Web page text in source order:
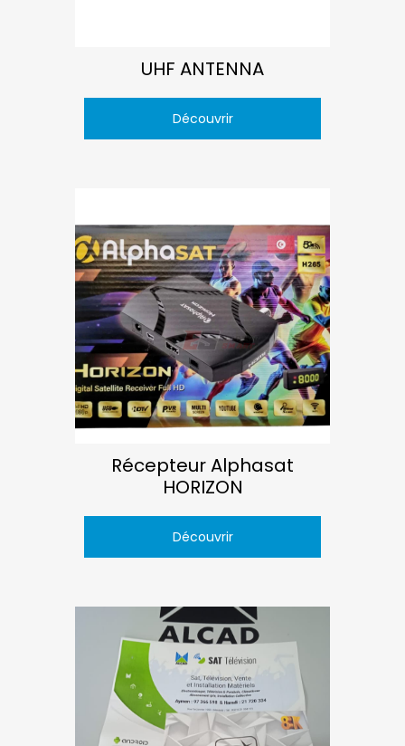
UHF ANTENNA
Découvrir
Récepteur Alphasat
HORIZON
Découvrir